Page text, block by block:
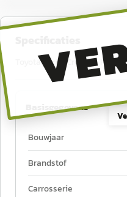
Toyota Yaris_Cross 1.5
Basisgegevens
Bouwjaar
Brandstof
Carrosserie